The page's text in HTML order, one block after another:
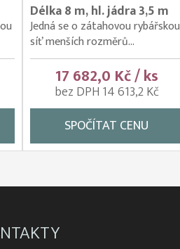
Délka 8 m, hl. jádra 3,5 m
Jedná se o zátahovou rybářskou
síť menších rozměrů...
17 682,0 Kč / ks
bez DPH 14 613,2 Kč
SPOČÍTAT CENU